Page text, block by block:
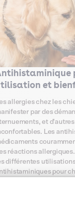
et
allergies chez les
par des
et
Les
réactions
différentes
pour
précautions à